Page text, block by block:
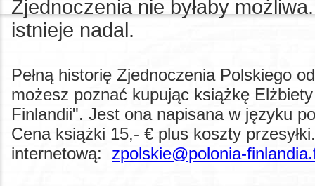
Zjednoczenia nie byłaby
istnieje nadal.
Pełną historię Zjednoczenia Polskiego
możesz poznać kupując książkę
Finlandii". Jest ona napisana w języku
Cena książki 15,- € plus koszty
internetową: zpolskie@polonia-